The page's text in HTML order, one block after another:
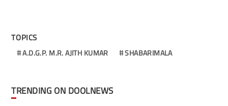
TOPICS
A.D.G.P. M.R. AJITH KUMAR SHABARIMALA
TRENDING ON DOOLNEWS